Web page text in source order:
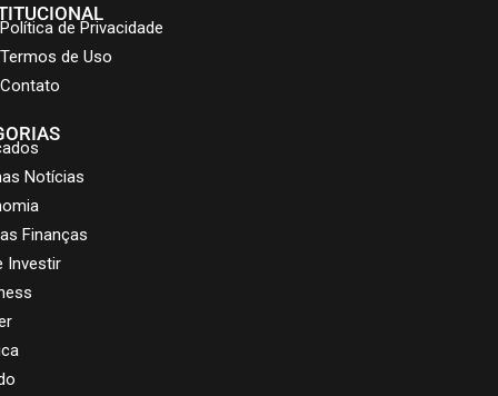
Política de Privacidade
Termos de Uso
Contato
Notícias
Finanças
Investir